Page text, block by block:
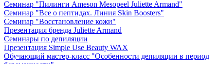
Семинар "Пилинги Ameson Mesopeel Juliette Armand"
Семинар "Все о пептидах. Линия Skin Boosters"
Семинар "Восстановление кожи"
Презентация бренда Juliette Armand
Семинары по депиляции
Презентация Simple Use Beauty WAX
Обучающий мастер-класс "Особенности депиляции в период